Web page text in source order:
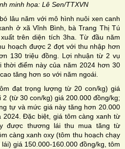
minh họa: Lê Sen/TTXVN
lâu năm với mô hình nuôi xen canh
ở xã Vĩnh Bình, bà Trang Thị Tú
trên diện tích 3ha. Từ đầu năm
hoạch được 2 đợt với thu nhập hơn
130 triệu đồng. Lợi nhuận từ 2 vụ
điểm này của năm 2024 hơn 30
tăng hơn so với năm ngoái.
đạt trọng lượng từ 20 con/kg) giá
(từ 30 con/kg) giá 200.000 đồng/kg;
tự và mức giá này tăng hơn 20.000
2024. Đặc biệt, giá tôm càng xanh từ
được thương lái thu mua tăng từ
càng xanh oxy (tôm thu hoạch chạy
giá 150.000-160.000 đồng/kg, tôm